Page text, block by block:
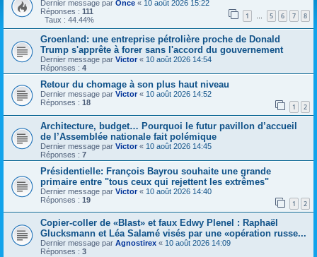
Dernier message par Once « 10 août 2026 15:22
Réponses : 111 1 … 5 6 7 8
Taux : 44.44%
Groenland: une entreprise pétrolière proche de Donald
Trump s'apprête à forer sans l'accord du gouvernement
Dernier message par Victor « 10 août 2026 14:54
Réponses : 4
Retour du chomage à son plus haut niveau
Dernier message par Victor« 10 août 2026 14:52
Réponses : 18 1 2
Architecture, budget… Pourquoi le futur pavillon d’accueil
de l’Assemblée nationale fait polémique
Dernier message par Victor « 10 août 2026 14:45
Réponses : 7
Présidentielle: François Bayrou souhaite une grande
primaire entre "tous ceux qui rejettent les extrêmes"
Dernier message par Victor« 10 août 2026 14:40
Réponses : 19 1 2
Copier-coller de «Blast» et faux Edwy Plenel : Raphaël
Glucksmann et Léa Salamé visés par une «opération russe...
Dernier message par Agnostirex « 10 août 2026 14:09
Réponses : 3